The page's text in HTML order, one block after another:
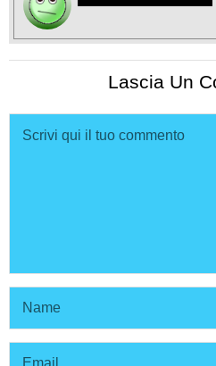
Lascia Un